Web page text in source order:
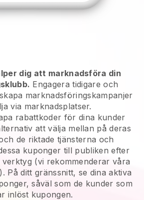
dig att marknadsföra din
Engagera tidigare och
marknadsföringskampanjer
via marknadsplatser.
rabattkoder för dina kunder
att välja mellan på deras
de riktade tjänsterna och
kuponger till publiken efter
verktyg (vi rekommenderar våra
På ditt gränssnitt, se dina aktiva
såväl som de kunder som
inlöst kupongen.